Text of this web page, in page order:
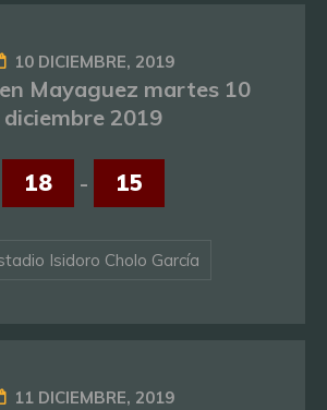
10 DICIEMBRE, 2019
Mayaguez martes 10
diciembre 2019
18 - 15
Isidoro Cholo García
11 DICIEMBRE, 2019